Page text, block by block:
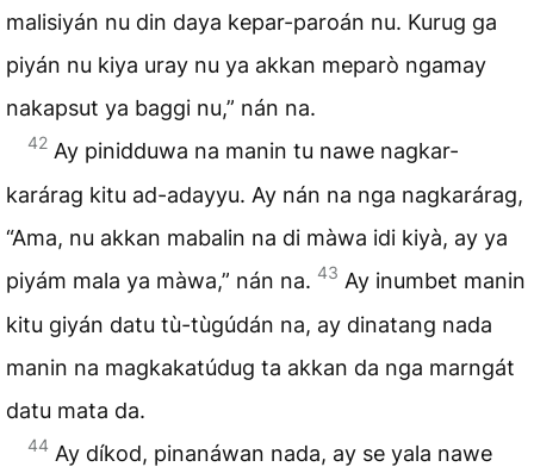
malisiyán nu din daya kepar-paroán nu. Kurug ga
piyán nu kiya uray nu ya akkan meparò ngamay
nakapsut ya baggi nu,” nán na.
42 Ay pinidduwa na manin tu nawe nagkar-
karárag kitu ad-adayyu. Ay nán na nga nagkarárag,
“Ama, nu akkan mabalin na di màwa idi kiyà, ay ya
piyám mala ya màwa,” nán na. 43 Ay inumbet manin
kitu giyán datu tù-tùgúdán na, ay dinatang nada
manin na magkakatúdug ta akkan da nga marngát
datu mata da.
44 Ay díkod, pinanáwan nada, ay se yala nawe